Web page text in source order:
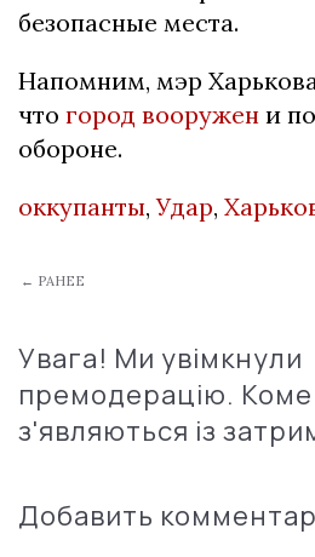
безопасные места.
Напомним, мэр
что город вооружен и
обороне.
оккупанты,Удар,
← РАНЕЕ
Увага! Ми увімкнули
премодерацію.
з'являються із
Добавить